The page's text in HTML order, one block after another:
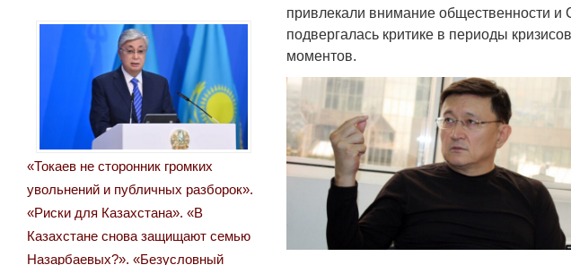
привлекали внимание общественности и
подвергалась критике в периоды
моментов.
«Токаев не сторонник громких
увольнений и публичных разборок».
«Риски для Казахстана». «В
Казахстане снова защищают семью
Назарбаевых?». «Безусловный